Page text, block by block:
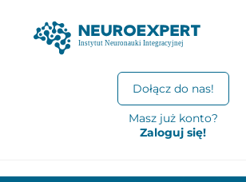
Dołącz do nas!
Masz już konto?
Zaloguj się!